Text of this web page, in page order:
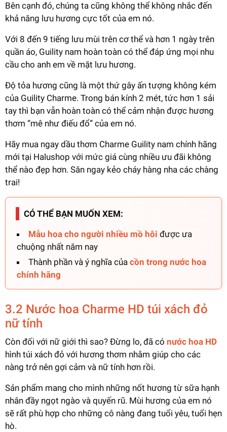
Bên cạnh đó, chúng ta cũng không thể không nhắc đến
khả năng lưu hương cực tốt của em nó.
Với 8 đến 9 tiếng lưu mùi trên cơ thể và hơn 1 ngày trên
quần áo, Guility nam hoàn toàn có thể đáp ứng mọi nhu
cầu cho anh em về mặt lưu hương.
Độ tỏa hương cũng là một thứ gây ấn tượng không kém
của Guility Charme. Trong bán kính 2 mét, tức hơn 1 sải
tay thì bạn vẫn hoàn toàn có thể cảm nhận được hương
thơm “mê như điếu đổ” của em nó.
Hãy mua ngay dầu thơm Charme Guility nam chính hãng
mới tại Halushop với mức giá cùng nhiều ưu đãi không
thể nào đẹp hơn. Săn ngay kẻo cháy hàng nha các chàng
trai!
CÓ THỂ BẠN MUỐN XEM:
Mẫu hoa cho người nhiều mồ hôiđược ưa
chuộng nhất năm nay
Thành phần và ý nghĩa của cồn trong nước hoa
chính hãng
3.2 Nước hoa Charme HD túi xách đỏ
nữ tính
Còn đối với nữ giới thì sao? Đừng lo, đã có nước hoa HD
hình túi xách đỏ với hương thơm nhằm giúp cho các
nàng trở nên gợi cảm và nữ tính hơn rồi.
Sản phẩm mang cho mình những nốt hương từ sữa hạnh
nhân đầy ngọt ngào và quyến rũ. Mùi hương của em nó
sẽ rất phù hợp cho những cô nàng đang tuổi yêu, tuổi hẹn
hò.